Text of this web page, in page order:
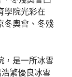
學院光彩在
冬奧會、冬殘
，是一所冰雪
繁優良冰雪